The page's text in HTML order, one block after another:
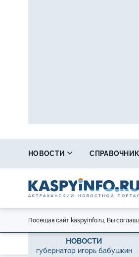
НОВОСТИ СПРАВОЧНИК
Посещая сайт kaspyinfo.ru, Вы
НОВОСТИ
губернатор игорь бабушкин